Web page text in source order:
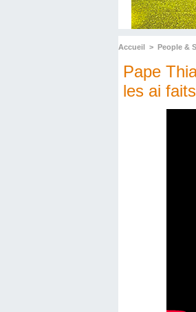
Accueil > People &
Pape
les ai